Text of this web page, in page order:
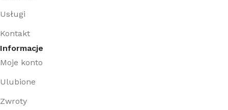
Usługi
Kontakt
Informacje
Moje konto
Ulubione
Zwroty